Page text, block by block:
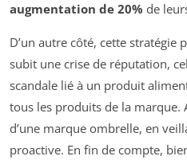
augmentation de 20% de
D’un autre côté, cette stratégie
subit une crise de réputation,
scandale lié à un produit
tous les produits de la marque.
d’une marque ombrelle, en
proactive. En fin de compte,